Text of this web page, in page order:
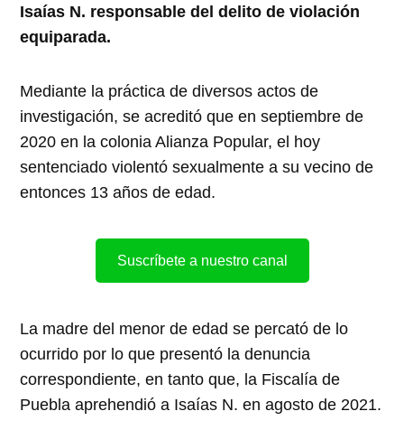
Isaías N. responsable del delito de violación
equiparada.
Mediante la práctica de diversos actos de
investigación, se acreditó que en septiembre de
2020 en la colonia Alianza Popular, el hoy
sentenciado violentó sexualmente a su vecino de
entonces 13 años de edad.
Suscríbete a nuestro canal
La madre del menor de edad se percató de lo
ocurrido por lo que presentó la denuncia
correspondiente, en tanto que, la Fiscalía de
Puebla aprehendió a Isaías N. en agosto de 2021.